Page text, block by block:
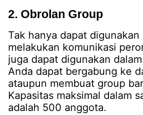
2. Obrolan Group
Tak hanya dapat
melakukan komunikasi
juga dapat digunakan
Anda dapat bergabung ke
ataupun membuat group
Kapasitas maksimal dalam
adalah 500 anggota.